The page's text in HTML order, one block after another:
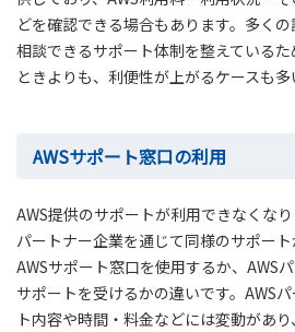
どを確認できる場合もあります。多く
相談できるサポート体制を整えている
ときよりも、利便性が上がるケースも多
AWSサポート窓口の利用
AWS提供のサポートが利用できなくな
パートナー企業を通じて同様のサポー
AWSサポート窓口を使用するか、AWS
サポートを受けるかの違いです。AWS
ト内容や時間・料金などには変動があ